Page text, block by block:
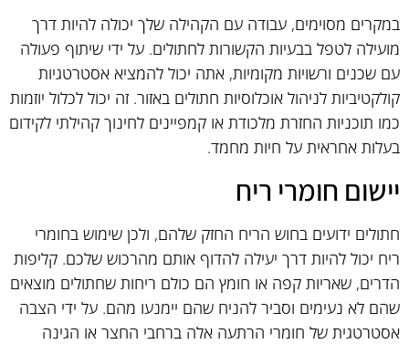
במקרים מסוימים, עבודה עם הקהילה שלך יכולה להיות דרך
מועילה לטפל בבעיות הקשורות לחתולים. על ידי שיתוף פעולה
עם שכנים ורשויות מקומיות, אתה יכול להמציא אסטרטגיות
קולקטיביות לניהול אוכלוסיות חתולים באזור. זה יכול לכלול יוזמות
כמו תוכניות החזרת מלכודת או קמפיינים לחינוך קהילתי לקידום
בעלות אחראית על חיות מחמד.
יישום חומרי ריח
חתולים ידועים בחוש הריח החזק שלהם, ולכן שימוש בחומרי
ריח יכול להיות דרך יעילה להדוף אותם מהרכוש שלכם. קליפות
הדרים, שאריות קפה או חומץ הם כולם ריחות שחתולים מוצאים
שהם לא נעימים וסביר להניח שהם יימנעו מהם. על ידי הצבה
אסטרטגית של חומרי הרתעה אלה ברחבי החצר או הגינה